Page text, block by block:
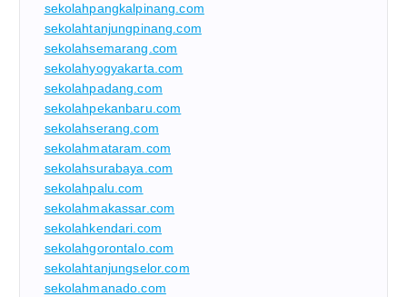
sekolahpangkalpinang.com
sekolahtanjungpinang.com
sekolahsemarang.com
sekolahyogyakarta.com
sekolahpadang.com
sekolahpekanbaru.com
sekolahserang.com
sekolahmataram.com
sekolahsurabaya.com
sekolahpalu.com
sekolahmakassar.com
sekolahkendari.com
sekolahgorontalo.com
sekolahtanjungselor.com
sekolahmanado.com